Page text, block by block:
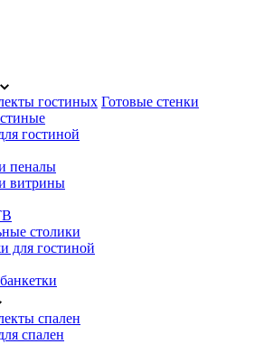
гостиных Готовые стенки
гостиной
пеналы
витрины
столики
для гостиной
спален
спален